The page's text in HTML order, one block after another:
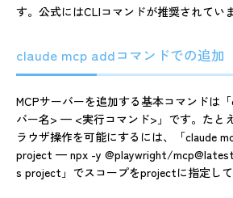
す。公式にはCLIコマンドが推奨されていま
claude mcp addコマンドでの追加
MCPサーバーを追加する基本コマンドは
バー名> — <実行コマンド>」です。たと
ラウザ操作を可能にするには、「claude
project — npx -y @playwright/
s project」でスコープをprojectに指定して